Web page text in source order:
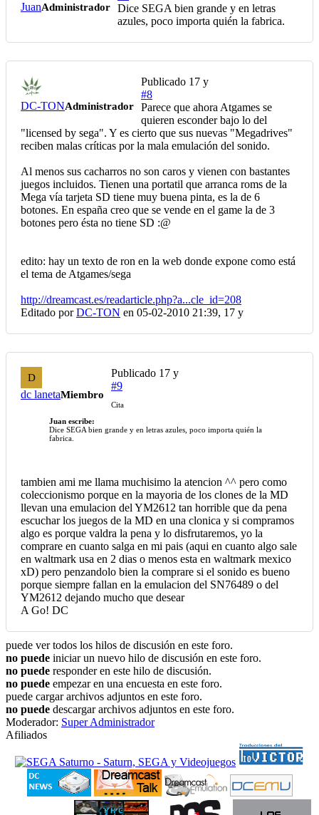
JuanAdministrador
Dice SEGA bien grande y en letras
azules, poco importa quién la fabrica.
DC-TONAdministrador
Publicado 17 y
#8
Parece que ahora Atgames se
quieren esconder bajo lo del
"licensed by sega". Y es cierto que sus nuevas "Megadrives"
reciben malas críticas por la mala emulación del sonido.
Al menos sus cacharros no son caros y vienen con bastantes
juegos incluidos. Tienen una portatil que arranca roms de la
Mega vía tarjeta SD tiene muy buena pinta, es la de 6
botones. En españa creo que se vende en el game la de 3
botones pero ésta no tiene SD :@
edito: hay un texto de ron en la web donde expone como está
el tema de Atgames/sega
http://dreamcast.es/readarticle.php?a...cle_id=208
Editado porDC-TON en 05-02-2010 21:39, 17 y
D
dc lanetaMiembro
Publicado 17 y
#9
Cita
Juan escribe:
Dice SEGA bien grande y en letras azules, poco importa quién la
fabrica.
tambien ami me llama muchisimo la atencion ^^ pero como
coleccionismo porque en la mayoria de los clones de la MD
llevan una emulacion del YM2612 tan horrible que da pena
escuchar los juegos de la MD en una clonica y si compramos
algo es porque valdra la pena y lo disfrutaremos, yo la
comprare en cuanto salga en mi pais (aqui en cuanto algo sale
en waltmark usa en 2 dias o menos esta en waltmark mexico
xD) pero penzandolo bien la comprare si el sonido es bueno
porque siempre fallan en la emulacion del SN76489 o del
YM2612 dejando mucho que desear
A Go! DC
puede ver todos los hilos de discusión en este foro.
no puede iniciar un nuevo hilo de discusión en este foro.
no puede responder en este hilo de discusión.
no puede empezar en una encuesta en este foro.
puede cargar archivos adjuntos en este foro.
no puede descargar archivos adjuntos en este foro.
Moderador: Super Administrador
Afiliados